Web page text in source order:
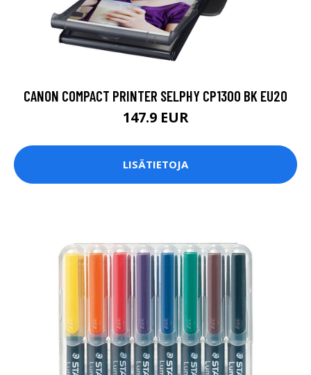
CANON COMPACT PRINTER SELPHY CP1300 BK EU20
147.9 EUR
LISÄTIETOJA